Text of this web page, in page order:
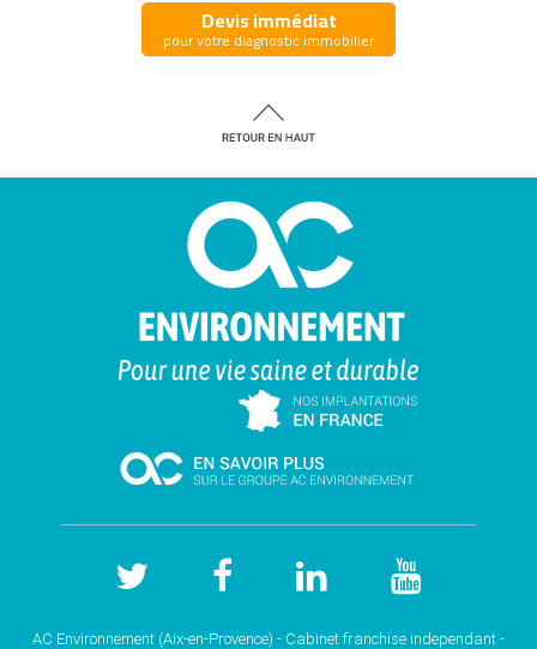
Devis immédiat
pour votre diagnostic immobilier
AC Environnement (Aix-en-Provence) - Cabinet franchise independant -